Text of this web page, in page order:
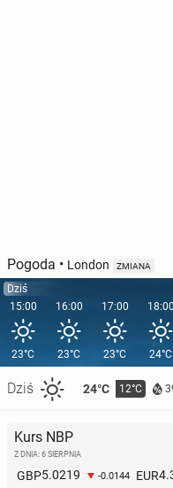
Pogoda • London ZMIANA
Dziś
15:00
23°C
Dziś 24°C 12°C
16:00
23°C
17:00
23°C
18:00
24°C
Kurs NBP
Z DNIA: 6 SIERPNIA
GBP5.0219 -0.0144 EUR